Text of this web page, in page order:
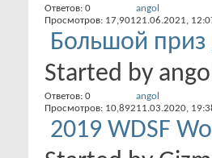
Ответов: 0
Просмотров: 17,901
angol
21.06.2021,
Большой
Started by
Ответов: 0
Просмотров: 10,892
angol
11.03.2020,
2019 WDSF